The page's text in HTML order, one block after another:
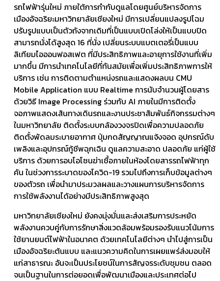
รถไฟฟ้ารุ่นใหม่ ภายใต้การกำกับดูแลโดยศูนย์บริหารจัดการ
เมืองอัจฉริยะมหาวิทยาลัยเชียงใหม่ มีการเปลี่ยนแปลงรูปโฉม
ปรับรูปแบบเป็นตัวถังจากเดิมที่เป็นแบบเปิดโล่งให้เป็นแบบปิด
สามารถนั่งได้สูงสุด 16 ที่นั่ง เปลี่ยนระบบแบตเตอรี่เป็นแบบ
ลิเทียมไอออนฟอสเฟต ที่มีประสิทธิภาพและอายุการใช้งานที่เพิ่ม
มากขึ้น มีการนำเทคโนโลยีที่ทันสมัยเพื่อเพิ่มประสิทธิภาพการให้
บริการ เช่น การติดตามตำแหน่งรถและแสดงผลบน CMU
Mobile Application แบบ Realtime การนับจำนวนผู้โดยสาร
ด้วยวิธี Image Processing ร่วมกับ AI ภายในมีการติดตั้ง
จอภาพแสดงเส้นทางเดินรถและงานประชาสัมพันธ์กิจกรรมต่างๆ
ในมหาวิทยาลัย ติดตั้งระบบกล้องวงจรปิดเพื่อความปลอดภัย
ติดตั้งพัดลมระบายอากาศ ปุ่มกดสัญญาณแจ้งจอด อุปกรณ์ดับ
เพลิงและอุปกรณ์กู้ชีพฉุกเฉิน ดูแลความสะอาด ปลอดภัย แก่ผู้ใช้
บริการ ด้วยการอบโอโซนฆ่าเชื้อภายในห้องโดยสารรถไฟฟ้าทุก
คัน ในช่วงการระบาดของโควิด-19 รวมไปถึงการเก็บข้อมูลต่างๆ
ของตัวรถ เพื่อนำมาประมวลผลและวางแผนการบริหารจัดการ
การใช้พลังงานได้อย่างมีประสิทธิภาพสูงสุด
มหาวิทยาลัยเชียงใหม่ ยังคงมุ่งมั่นและส่งเสริมการประหยัด
พลังงานควบคู่กับการรักษาสิ่งแวดล้อมพร้อมรองรับแนวโน้มการ
ใช้ยานยนต์ไฟฟ้าในอนาคต ด้วยเทคโนโลยีต่างๆ นำไปสู่การเป็น
เมืองอัจฉริยะต้นแบบ และแนวความคิดในการเผยแพร่ส่งมอบให้
แก่สาธารณะ อันจะเป็นประโยชน์ในการสัญจรระดับชุมชน ตลอด
จนเป็นฐานในการต่อยอดเพื่อพัฒนาเมืองและประเทศต่อไป